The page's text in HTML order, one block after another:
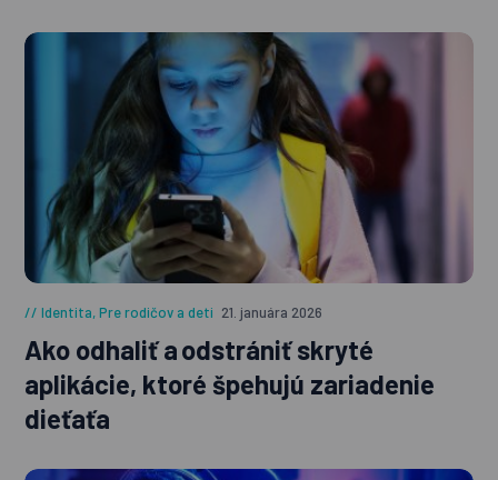
Identita,Pre rodičov a deti 21. januára 2026
Ako odhaliť a odstrániť skryté
aplikácie, ktoré špehujú zariadenie
dieťaťa